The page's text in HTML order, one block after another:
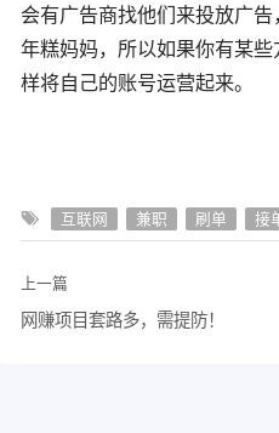
会有广告商找他们来投放广
年糕妈妈，所以如果你有某
样将自己的账号运营起来。
互联网 兼职 刷单 接
上一篇
网赚项目套路多，需提防！